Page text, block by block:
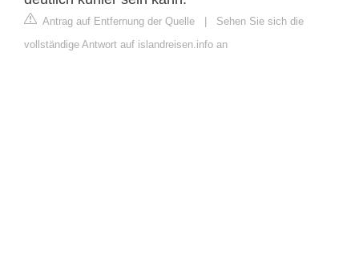
Antrag auf Entfernung der Quelle
Sehen Sie sich die
vollständige Antwort auf islandreisen.info an